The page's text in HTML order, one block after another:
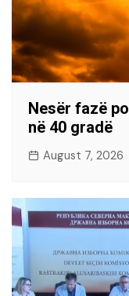
Nesër fazë
në 40 gradë
August 7, 2026